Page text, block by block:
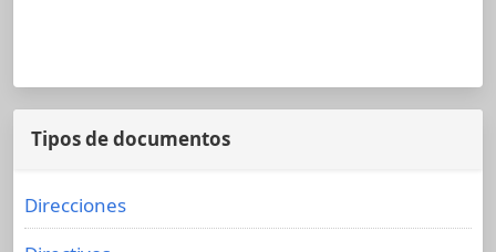
Tipos de documentos
Direcciones